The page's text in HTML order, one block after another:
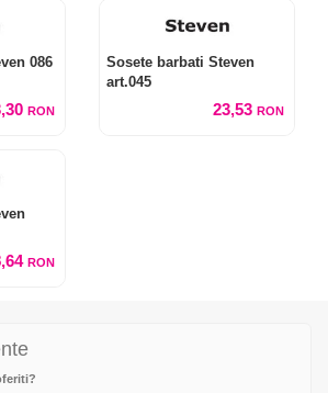
086
RON
Sosete barbati Steven
art.045
23,53 RON
RON